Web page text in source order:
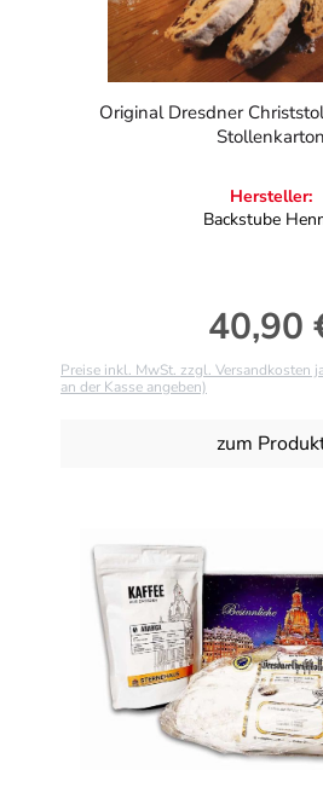
Original Dresdner
Stollenkarton
Hersteller:
Backstube
Regulärer
40,90
Preise inkl. MwSt. zzgl. Versandkosten
an der Kasse angeben)
zum